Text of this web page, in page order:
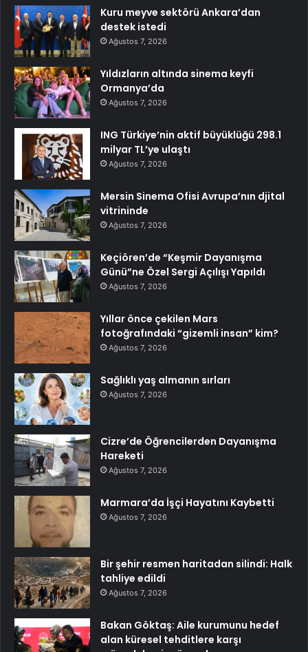
Kuru meyve sektörü Ankara’dan
destek istedi
Ağustos 7, 2026
Yıldızların altında sinema keyfi
Ormanya’da
Ağustos 7, 2026
ING Türkiye’nin aktif büyüklüğü 298.1
milyar TL’ye ulaştı
Ağustos 7, 2026
Mersin Sinema Ofisi Avrupa’nın djital
vitrininde
Ağustos 7, 2026
Keçiören’de “Keşmir Dayanışma
Günü”ne Özel Sergi Açılışı Yapıldı
Ağustos 7, 2026
Yıllar önce çekilen Mars
fotoğrafındaki “gizemli insan” kim?
Ağustos 7, 2026
Sağlıklı yaş almanın sırları
Ağustos 7, 2026
Cizre’de Öğrencilerden Dayanışma
Hareketi
Ağustos 7, 2026
Marmara’da İşçi Hayatını Kaybetti
Ağustos 7, 2026
Bir şehir resmen haritadan silindi: Halk
tahliye edildi
Ağustos 7, 2026
Bakan Göktaş: Aile kurumunu hedef
alan küresel tehditlere karşı